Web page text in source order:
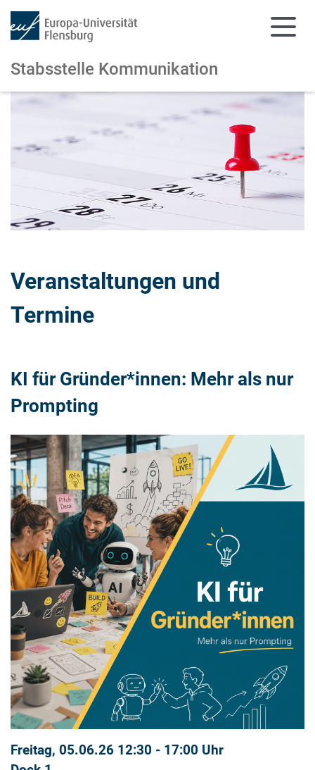
Zum Hauptinhalt springen
Zur Navigation springen
Stabsstelle Kommunikation
Veranstaltungen und
Termine
KI für Gründer*innen: Mehr als nur
Prompting
Freitag, 05.06.26 12:30 - 17:00 Uhr